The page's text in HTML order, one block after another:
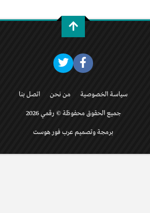
سياسة الخصوصية من نحن اتصل بنا
جميع الحقوق محفوظة © رقمي 2026
برمجة وتصميم عرب فور هوست